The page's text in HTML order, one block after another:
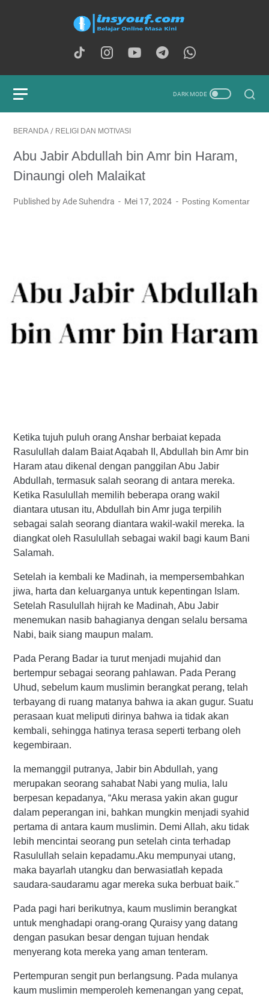
BERANDA / RELIGI DAN MOTIVASI
Abu Jabir Abdullah bin Amr bin Haram,
Dinaungi oleh Malaikat
Published by Ade Suhendra Mei 17, 2024 Posting Komentar
Ketika tujuh puluh orang Anshar berbaiat kepada
Rasulullah dalam Baiat Aqabah II, Abdullah bin Amr bin
Haram atau dikenal dengan panggilan Abu Jabir
Abdullah, termasuk salah seorang di antara mereka.
Ketika Rasulullah memilih beberapa orang wakil
diantara utusan itu, Abdullah bin Amr juga terpilih
sebagai salah seorang diantara wakil-wakil mereka. Ia
diangkat oleh Rasulullah sebagai wakil bagi kaum Bani
Salamah.
Setelah ia kembali ke Madinah, ia mempersembahkan
jiwa, harta dan keluarganya untuk kepentingan Islam.
Setelah Rasulullah hijrah ke Madinah, Abu Jabir
menemukan nasib bahagianya dengan selalu bersama
Nabi, baik siang maupun malam.
Pada Perang Badar ia turut menjadi mujahid dan
bertempur sebagai seorang pahlawan. Pada Perang
Uhud, sebelum kaum muslimin berangkat perang, telah
terbayang di ruang matanya bahwa ia akan gugur. Suatu
perasaan kuat meliputi dirinya bahwa ia tidak akan
kembali, sehingga hatinya terasa seperti terbang oleh
kegembiraan.
Ia memanggil putranya, Jabir bin Abdullah, yang
merupakan seorang sahabat Nabi yang mulia, lalu
berpesan kepadanya, “Aku merasa yakin akan gugur
dalam peperangan ini, bahkan mungkin menjadi syahid
pertama di antara kaum muslimin. Demi Allah, aku tidak
lebih mencintai seorang pun setelah cinta terhadap
Rasulullah selain kepadamu.Aku mempunyai utang,
maka bayarlah utangku dan berwasiatlah kepada
saudara-saudaramu agar mereka suka berbuat baik."
Pada pagi hari berikutnya, kaum muslimin berangkat
untuk menghadapi orang-orang Quraisy yang datang
dengan pasukan besar dengan tujuan hendak
menyerang kota mereka yang aman tenteram.
Pertempuran sengit pun berlangsung. Pada mulanya
kaum muslimin memperoleh kemenangan yang cepat,